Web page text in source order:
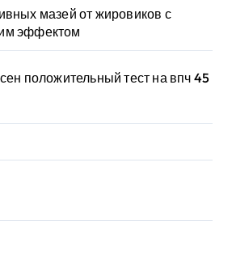
мазей от жировиков с
эффектом
положительный тест на впч 45